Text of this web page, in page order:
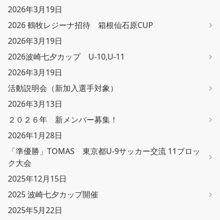
2026年3月19日
2026 鶴牧レジーナ招待 箱根仙石原CUP
2026年3月19日
2026波崎七夕カップ U-10,U-11
2026年3月19日
活動説明会（新加入選手対象）
2026年3月13日
２０２６年 新メンバー募集！
2026年1月28日
「準優勝」TOMAS 東京都U-9サッカー交流 11ブロッ
ク大会
2025年12月15日
2025 波崎七夕カップ開催
2025年5月22日